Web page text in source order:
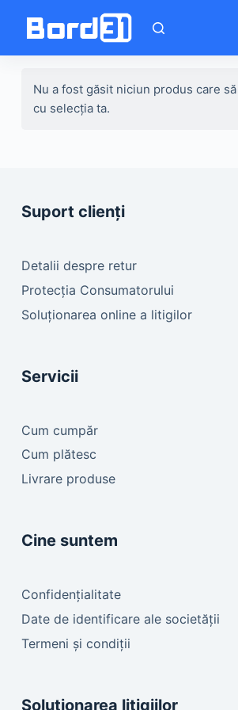
Nu a fost găsit niciun produs care
cu selecția ta.
Suport clienți
Detalii despre retur
Protecția Consumatorului
Soluționarea online a litigilor
Servicii
Cum cumpăr
Cum plătesc
Livrare produse
Cine suntem
Confidențialitate
Date de identificare ale societății
Termeni și condiții
Soluționarea litigiilor